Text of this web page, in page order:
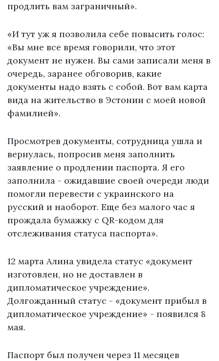
продлить вам заграничный».
«И тут уж я позволила себе повысить голос:
«Вы мне все время говорили, что этот
документ не нужен. Вы сами записали меня в
очередь, заранее обговорив, какие
документы надо взять с собой. Вот вам карта
вида на жительство в Эстонии с моей новой
фамилией».
Просмотрев документы, сотрудница ушла и
вернулась, попросив меня заполнить
заявление о продлении паспорта. Я его
заполнила - ожидавшие своей очереди люди
помогли перевести с украинского на
русский и наоборот. Еще без малого час я
прождала бумажку с QR-кодом для
отслеживания статуса паспорта».
12 марта Алина увидела статус «документ
изготовлен, но не доставлен в
дипломатическое учреждение».
Долгожданный статус - «документ прибыл в
дипломатическое учреждение» - появился 8
мая.
Паспорт был получен через 11 месяцев